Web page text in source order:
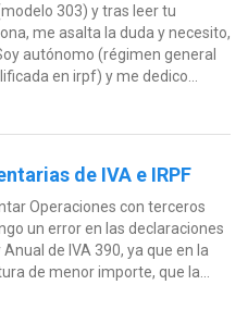
303) y tras leer tu
me asalta la duda y necesito,
autónomo (régimen general
en irpf) y me dedico...
de IVA e IRPF
Operaciones con terceros
un error en las declaraciones
de IVA 390, ya que en la
de menor importe, que la...